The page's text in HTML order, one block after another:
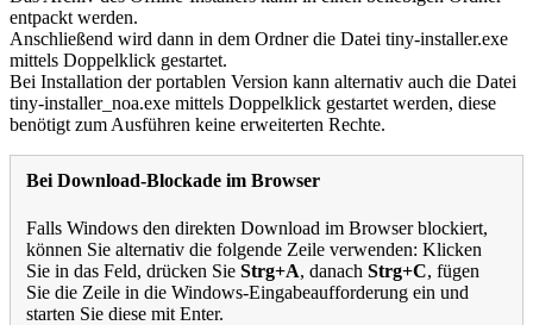
entpackt werden.
Anschließend wird dann in dem Ordner die Datei tiny-installer.exe
mittels Doppelklick gestartet.
Bei Installation der portablen Version kann alternativ auch die Datei
tiny-installer_noa.exe mittels Doppelklick gestartet werden, diese
benötigt zum Ausführen keine erweiterten Rechte.
Bei Download-Blockade im Browser
Falls Windows den direkten Download im Browser blockiert,
können Sie alternativ die folgende Zeile verwenden: Klicken
Sie in das Feld, drücken Sie Strg+A, danach Strg+C, fügen
Sie die Zeile in die Windows-Eingabeaufforderung ein und
starten Sie diese mit Enter.